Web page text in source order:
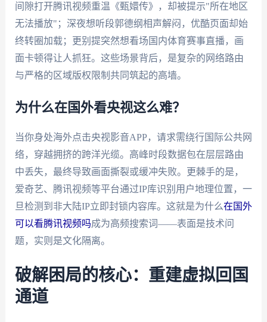
间隙打开腾讯视频重温《甄嬛传》，却被提示"所在地区
无法播放"；深夜想听段郭德纲相声解闷，优酷页面却始
终转圈加载；更别提突然想看场国内体育赛事直播，画
面卡顿得让人抓狂。这些场景背后，是复杂的网络路由
与严格的区域版权限制共同筑起的高墙。
为什么在国外看央视这么难？
当你身处海外点击央视影音APP，请求需绕行国际公共网
络，穿越拥挤的跨洋光缆。高峰时段数据包在层层路由
中丢失，最终导致画面撕裂或缓冲失败。更棘手的是，
爱奇艺、腾讯视频等平台通过IP库识别用户地理位置，一
旦检测到非大陆IP立即封锁内容库。这就是为什么在国外
可以看腾讯视频吗成为高频搜索词——表面是技术问
题，实则是文化隔离。
破解困局的核心：重建虚拟回国
通道